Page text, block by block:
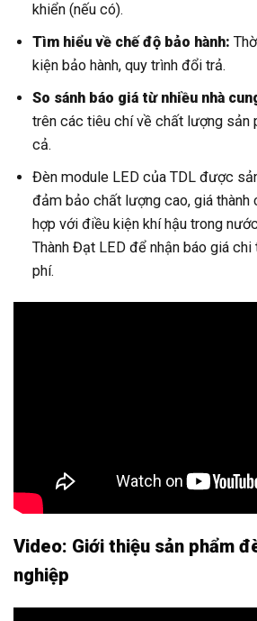
khiển (nếu có).
Tìm hiểu về chế độ bảo hành:
kiện bảo hành, quy trình đổi trả.
So sánh báo giá từ nhiều nhà
trên các tiêu chí về chất lượng sản
cả.
Đèn module LED của TDL được
đảm bảo chất lượng cao, giá thành
hợp với điều kiện khí hậu trong
Thành Đạt LED để nhận báo giá
phí.
Video: Giới thiệu sản phẩm
nghiệp